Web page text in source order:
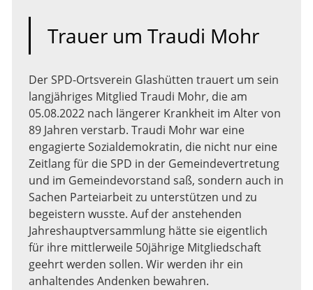
Trauer um Traudi Mohr
Der SPD-Ortsverein Glashütten trauert um sein
langjähriges Mitglied Traudi Mohr, die am
05.08.2022 nach längerer Krankheit im Alter von
89 Jahren verstarb. Traudi Mohr war eine
engagierte Sozialdemokratin, die nicht nur eine
Zeitlang für die SPD in der Gemeindevertretung
und im Gemeindevorstand saß, sondern auch in
Sachen Parteiarbeit zu unterstützen und zu
begeistern wusste. Auf der anstehenden
Jahreshauptversammlung hätte sie eigentlich
für ihre mittlerweile 50jährige Mitgliedschaft
geehrt werden sollen. Wir werden ihr ein
anhaltendes Andenken bewahren.